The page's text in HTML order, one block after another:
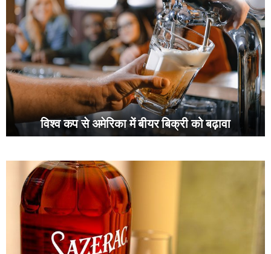
विश्व कप से अमेरिका में बीयर बिक्री को बढ़ावा